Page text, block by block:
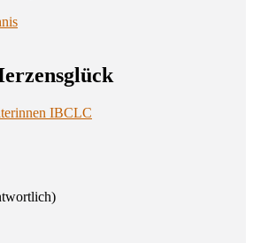
IBCLC